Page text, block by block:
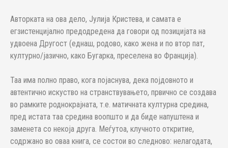
Авторката на ова дело, Јулија Кристева, и самата е
егзистенцијално предодредена да говори од позицијата на
удвоена Другост (еднаш, родово, како жена и по втор пат,
културно/јазично, како Бугарка, преселена во Франција).
Таа има полно право, кога појаснува, дека појдовното и
автентично искуство на странствувањето, првично се создава
во рамките роднокрајната, т.е. матичната културна средина,
пред истата таа средина воопшто и да биде напуштена и
заменета со некоја друга. Меѓутоа, клучното откритие,
содржано во оваа книга, се состои во следново: нелагодата,